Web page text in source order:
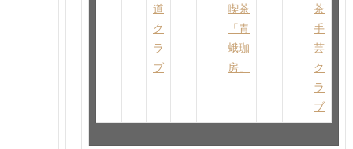
道
ク
ラ
ブ
喫茶
「青
蛾珈
房」
茶
手
芸
ク
ラ
ブ